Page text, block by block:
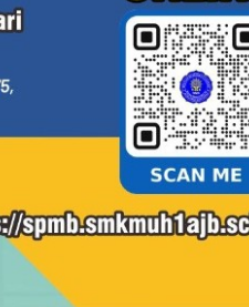
Ajibarang. Sebelum
menyapa deng
mengajarkan
memenuhi